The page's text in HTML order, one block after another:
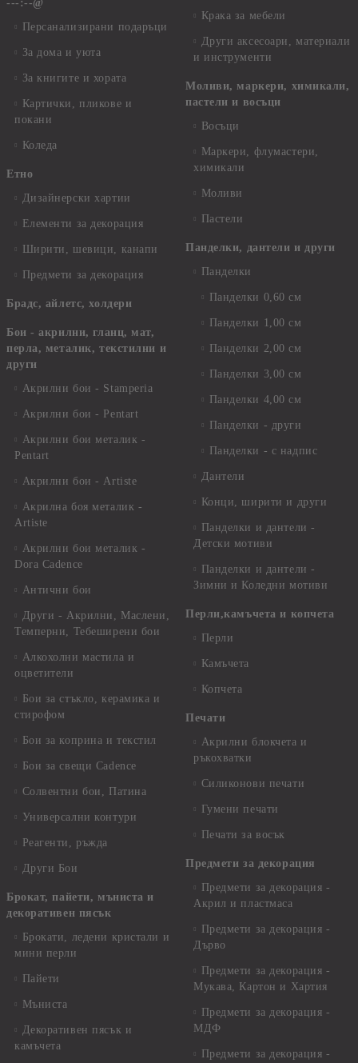
---:--@
Персанализирани подаръци
За дома и уюта
За книгите и хората
Картички, пликове и
покани
Коледа
Етно
Дизайнерски хартии
Елементи за декорация
Ширити, шевици, канапи
Предмети за декорация
Брадс, айлетс, холдери
Бои - акрилни, гланц, мат,
перла, металик, текстилни и
други
Акрилни бои - Stamperia
Акрилни бои - Pentart
Акрилни бои металик -
Pentart
Акрилни бои - Artiste
Акрилна боя металик -
Artiste
Акрилни бои металик -
Dora Cadence
Антични бои
Други - Акрилни, Маслени,
Темперни, Тебеширени бои
Алкохолни мастила и
оцветители
Бои за стъкло, керамика и
стирофом
Бои за коприна и текстил
Бои за свещи Cadence
Солвентни бои, Патина
Универсални контури
Реагенти, ръжда
Други Бои
Брокат, пайети, мъниста и
декоративен пясък
Брокати, ледени кристали и
мини перли
Пайети
Мъниста
Декоративен пясък и
камъчета
Крака за мебели
Други аксесоари, материали
и инструменти
Моливи, маркери, химикали,
пастели и восъци
Восъци
Маркери, флумастери,
химикали
Моливи
Пастели
Панделки, дантели и други
Панделки
Панделки 0,60 см
Панделки 1,00 см
Панделки 2,00 см
Панделки 3,00 см
Панделки 4,00 см
Панделки - други
Панделки - с надпис
Дантели
Конци, ширити и други
Панделки и дантели -
Детски мотиви
Панделки и дантели -
Зимни и Коледни мотиви
Перли,камъчета и копчета
Перли
Камъчета
Копчета
Печати
Акрилни блокчета и
ръкохватки
Силиконови печати
Гумени печати
Печати за восък
Предмети за декорация
Предмети за декорация -
Акрил и пластмаса
Предмети за декорация -
Дърво
Предмети за декорация -
Мукава, Картон и Хартия
Предмети за декорация -
МДФ
Предмети за декорация -